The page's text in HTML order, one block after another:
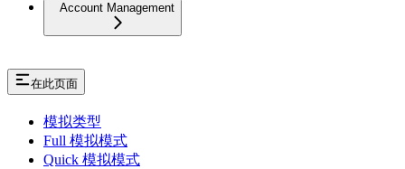
Account Management
在此页面
模拟类型
Full 模拟模式
Quick 模拟模式